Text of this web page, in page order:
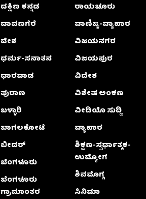
ದಕ್ಷಿಣ ಕನ್ನಡ
ದಾವಣಗೆರೆ
ದೇಶ
ಧರ್ಮ-ಸನಾತನ
ಧಾರವಾಡ
ಪುರಾಣ
ಬಳ್ಳಾರಿ
ಬಾಗಲಕೋಟೆ
ಬೀದರ್
ಬೆಂಗಳೂರು
ಬೆಂಗಳೂರು
ಗ್ರಾಮಾಂತರ
ರಾಯಚೂರು
ವಾಣಿಜ್ಯ-ವ್ಯಾಪಾರ
ವಿಜಯನಗರ
ವಿಜಯಪುರ
ವಿದೇಶ
ವಿಶೇಷ ಅಂಕಣ
ವೀಡಿಯೊ ಸುದ್ದಿ
ವ್ಯಾಪಾರ
ಶಿಕ್ಷಣ-ಸ್ಪರ್ಧಾತ್ಮಕ-
ಉದ್ಯೋಗ
ಶಿವಮೊಗ್ಗ
ಸಿನಿಮಾ